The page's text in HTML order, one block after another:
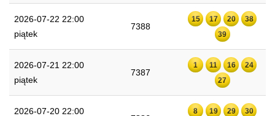
2026-07-22 22:00
piątek
7388
15 17 20
38
39
2026-07-21 22:00
piątek
7387
1 11 16
24
27
2026-07-20 22:00
8 19 29
30